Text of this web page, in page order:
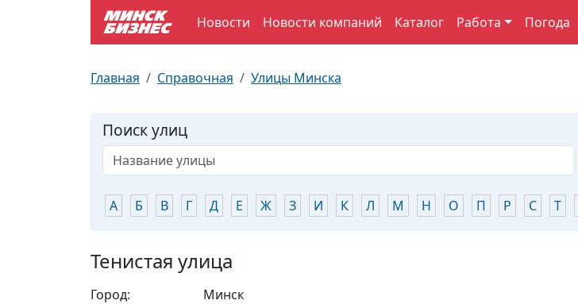
Новости Новости компаний Каталог Работа Погода
Главная Справочная Улицы Минска
Поиск улиц
А Б В Г Д Е Ж З И К Л М Н О П Р С Т
Тенистая улица
Город:
Минск
Почтовые индексы
Документы для ЗАГСа